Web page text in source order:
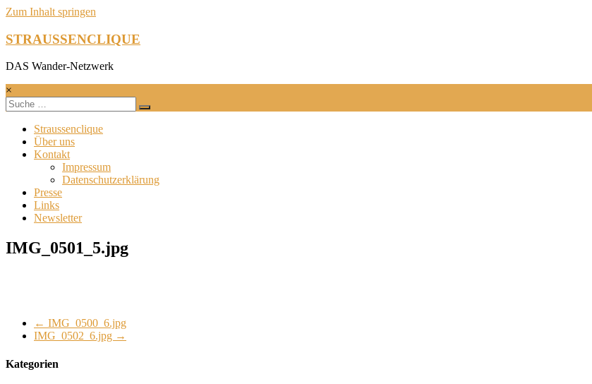
Zum Inhalt springen
STRAUSSENCLIQUE
DAS Wander-Netzwerk
×
Straussenclique
Über uns
Kontakt
Impressum
Datenschutzerklärung
Presse
Links
Newsletter
IMG_0501_5.jpg
← IMG_0500_6.jpg
IMG_0502_6.jpg →
Kategorien